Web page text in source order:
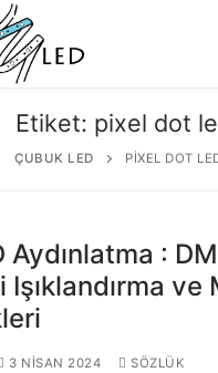
ANASAYFA
Etiket: pixel dot
ÇUBUK LED PIXEL DOT
Aydınlatma :
Işıklandırma ve
3 NISAN 2024 SÖZLÜK